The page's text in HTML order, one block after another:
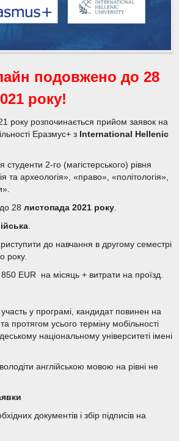
подовжено до 28
року!
року розпочинається прийом заявок на
Еразмус+ з International Hellenic
студенти 2-го (магістерського) рівня
та археологія», «право», «політологія»,
28 листопада 2021 року.
.
до навчання в другому семестрі
року.
EUR на місяць + витрати на проїзд.
у програмі, кандидат повинен на
протягом усього терміну мобільності
національному університеті імені
англійською мовою на рівні не
документів і збір підписів на